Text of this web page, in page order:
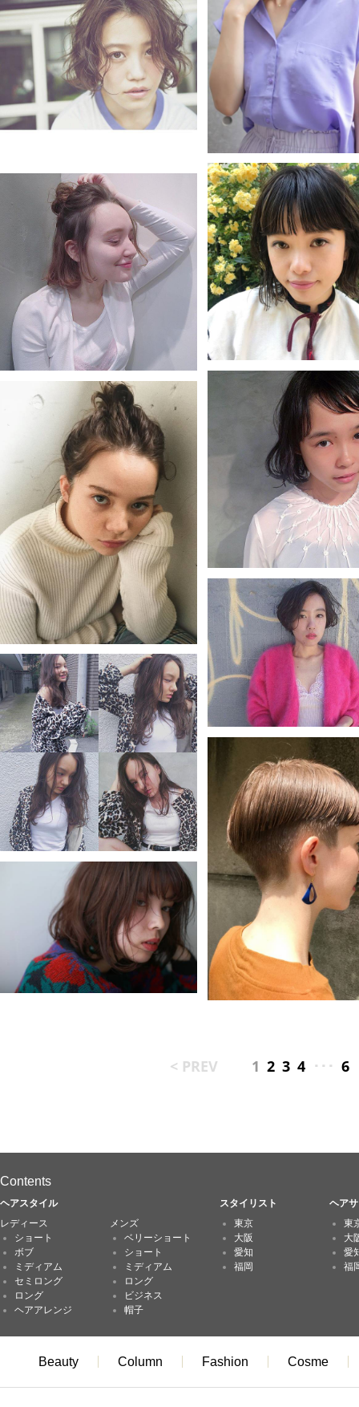
< PREV 1 2 3 4 ･･･ 6
Contents
ヘアスタイル スタイリスト
ヘア
レディース
ショート
ボブ
ミディアム
セミロング
ロング
ヘアアレンジ
メンズ
ベリーショート
ショート
ミディアム
ロング
ビジネス
帽子
東京
大阪
愛知
福岡
東
大
愛
福
Beauty Column Fashion Cosme